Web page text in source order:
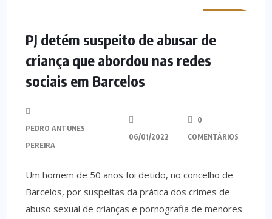
PJ detém suspeito de abusar de
criança que abordou nas redes
sociais em Barcelos
PEDRO ANTUNES
PEREIRA
06/01/2022
0
COMENTÁRIOS
Um homem de 50 anos foi detido, no concelho de
Barcelos, por suspeitas da prática dos crimes de
abuso sexual de crianças e pornografia de menores